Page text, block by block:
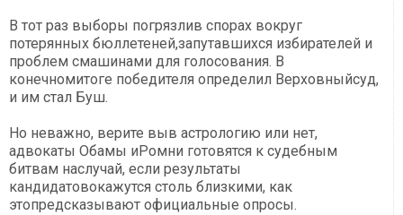
В тот раз выборы погрязлив спорах вокруг
потерянных бюллетеней,запутавшихся избирателей и
проблем смашинами для голосования. В
конечномитоге победителя определил Верховныйсуд,
и им стал Буш.
Но неважно, верите выв астрологию или нет,
адвокаты Обамы иРомни готовятся к судебным
битвам наслучай, если результаты
кандидатовокажутся столь близкими, как
этопредсказывают официальные опросы.